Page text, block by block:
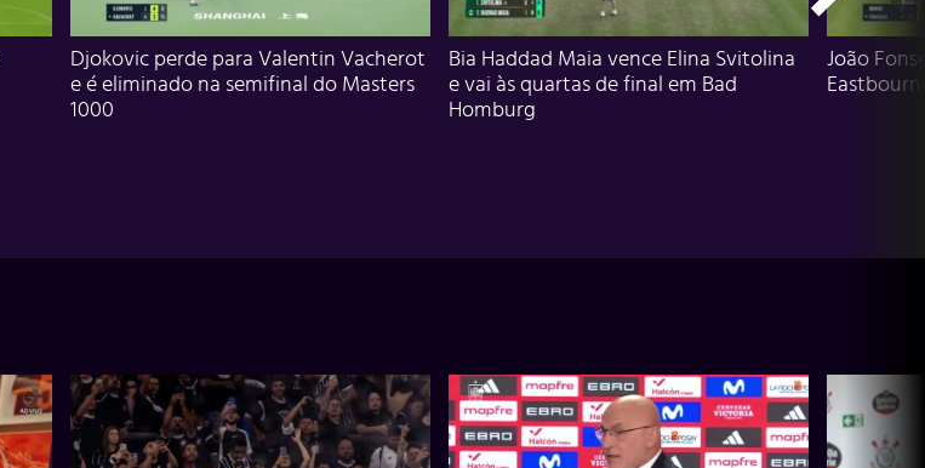
Djokovic perde para Valentin Vacherot
e é eliminado na semifinal do Masters
1000
Bia Haddad Maia vence Elina Svitolina
e vai às quartas de final em Bad
Homburg
João